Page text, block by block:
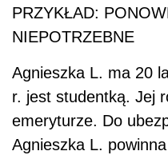
PRZYKŁAD:
NIEPOTRZEBNE
Agnieszka L. ma 20
r. jest studentką. Jej
emeryturze. Do
Agnieszka L.